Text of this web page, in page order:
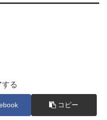
する
コピー